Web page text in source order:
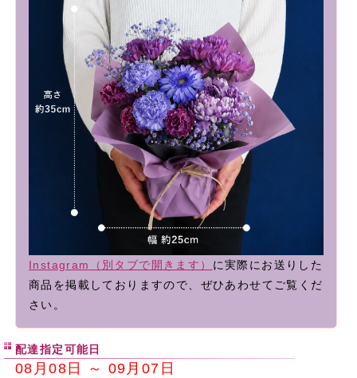
Instagram（別タブで開きます） に実際にお送りした
商品を掲載しておりますので、ぜひあわせてご覧くだ
さい。
配達指定可能日
08月08日 ～ 09月07日